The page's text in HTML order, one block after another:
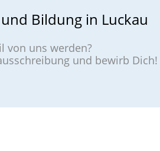
Bildung in Luckau
von uns werden?
und bewirb Dich!